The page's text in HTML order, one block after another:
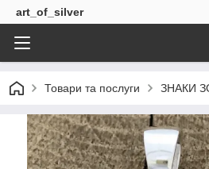
art_of_silver
Товари та послуги ЗНАКИ